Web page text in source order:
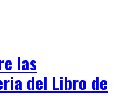
las
del Libro de